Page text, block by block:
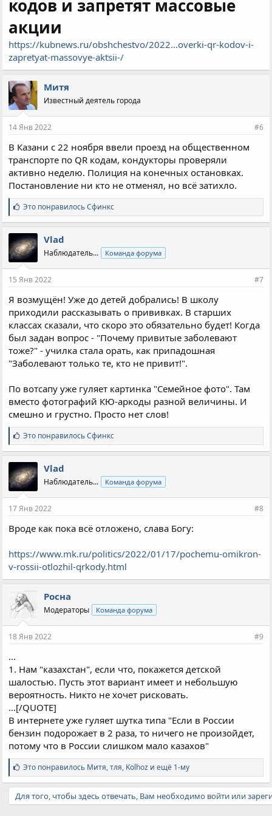
кодов и запретят массовые
акции
https://kubnews.ru/obshchestvo/2022...overki-qr-kodov-i-
zapretyat-massovye-aktsii-/
Митя
Известный деятель города
14 Янв 2022 #6
В Казани с 22 ноября ввели проезд на общественном
транспорте по QR кодам, кондукторы проверяли
активно неделю. Полиция на конечных остановках.
Постановление ни кто не отменял, но всё затихло.
С
и
м
п
а
т
и
:
Это понравилосьСфинкс
Vlad
Наблюдатель... Команда форума
15 Янв 2022 #7
Я возмущён! Уже до детей добрались! В школу
приходили рассказывать о прививках. В старших
классах сказали, что скоро это обязательно будет! Когда
был задан вопрос - "Почему привитые заболевают
тоже?" - училка стала орать, как припадошная
"Заболевают только те, кто не привит!".
По вотсапу уже гуляет картинка "Семейное фото". Там
вместо фотографий КЮ-аркоды разной величины. И
смешно и грустно. Просто нет слов!
С
и
м
п
а
т
и
:
Это понравилосьСфинкс
Vlad
Наблюдатель... Команда форума
17 Янв 2022 #8
Вроде как пока всё отложено, слава Богу:
https://www.mk.ru/politics/2022/01/17/pochemu-omikron-
v-rossii-otlozhil-qrkody.html
Росна
Модераторы Команда форума
18 Янв 2022 #9
...
1. Нам "казахстан", если что, покажется детской
шалостью. Пусть этот вариант имеет и небольшую
вероятность. Никто не хочет рисковать.
...[/QUOTE]
В интернете уже гуляет шутка типа "Если в России
бензин подорожает в 2 раза, то ничего не произойдет,
потому что в России слишком мало казахов"
С
и
м
п
а
Это понравилось Митя,тля, Kolhoz и ещё 1-му
Для того, чтобы здесь отвечать, Вам необходимо войти или